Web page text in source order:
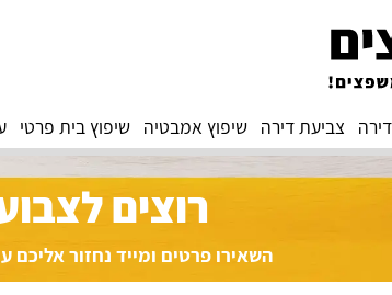
צביעת דירה שיפוץ אמבטיה שיפוץ בית פרטי
רוצים
השאירו פרטים ומייד נחזור אליכם עם 3 הצעות מחיר משתלמות